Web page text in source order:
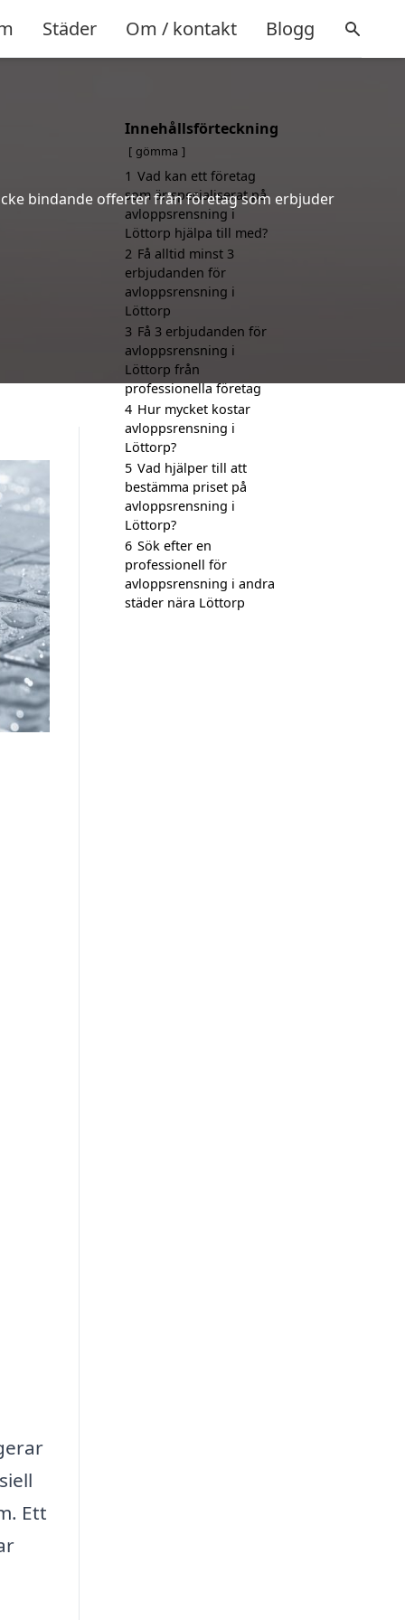
Städer Om / kontakt Blogg
bindande offerter från företag som erbjuder
Ett
Innehållsförteckning
gömma
1 Vad kan ett företag
som är specialiserat på
avloppsrensning i
Löttorp hjälpa till med?
2 Få alltid minst 3
erbjudanden för
avloppsrensning i
Löttorp
3 Få 3 erbjudanden för
avloppsrensning i
Löttorp från
professionella företag
4 Hur mycket kostar
avloppsrensning i
Löttorp?
5 Vad hjälper till att
bestämma priset på
avloppsrensning i
Löttorp?
6 Sök efter en
professionell för
avloppsrensning i andra
städer nära Löttorp